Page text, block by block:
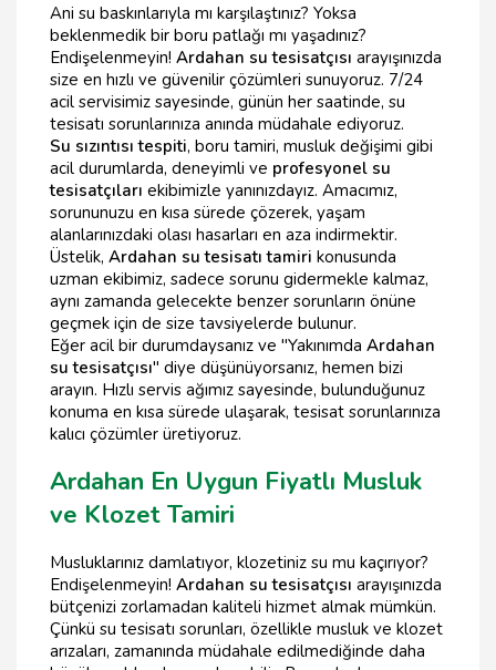
Ani su baskınlarıyla mı karşılaştınız? Yoksa
beklenmedik bir boru patlağı mı yaşadınız?
Endişelenmeyin! Ardahan su tesisatçısı arayışınızda
size en hızlı ve güvenilir çözümleri sunuyoruz. 7/24
acil servisimiz sayesinde, günün her saatinde, su
tesisatı sorunlarınıza anında müdahale ediyoruz.
Su sızıntısı tespiti, boru tamiri, musluk değişimi gibi
acil durumlarda, deneyimli ve profesyonel su
tesisatçıları ekibimizle yanınızdayız. Amacımız,
sorununuzu en kısa sürede çözerek, yaşam
alanlarınızdaki olası hasarları en aza indirmektir.
Üstelik, Ardahan su tesisatı tamiri konusunda
uzman ekibimiz, sadece sorunu gidermekle kalmaz,
aynı zamanda gelecekte benzer sorunların önüne
geçmek için de size tavsiyelerde bulunur.
Eğer acil bir durumdaysanız ve "Yakınımda Ardahan
su tesisatçısı" diye düşünüyorsanız, hemen bizi
arayın. Hızlı servis ağımız sayesinde, bulunduğunuz
konuma en kısa sürede ulaşarak, tesisat sorunlarınıza
kalıcı çözümler üretiyoruz.
Ardahan En Uygun Fiyatlı Musluk
ve Klozet Tamiri
Musluklarınız damlatıyor, klozetiniz su mu kaçırıyor?
Endişelenmeyin! Ardahan su tesisatçısı arayışınızda
bütçenizi zorlamadan kaliteli hizmet almak mümkün.
Çünkü su tesisatı sorunları, özellikle musluk ve klozet
arızaları, zamanında müdahale edilmediğinde daha